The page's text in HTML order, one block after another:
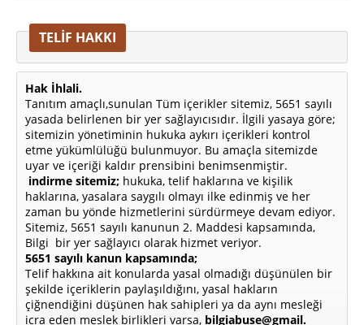
TELİF HAKKI
Hak İhlali.
Tanıtım amaçlı,sunulan Tüm içerikler sitemiz, 5651 sayılı
yasada belirlenen bir yer sağlayıcısıdır. İlgili yasaya göre;
sitemizin yönetiminin hukuka aykırı içerikleri kontrol
etme yükümlülüğü bulunmuyor. Bu amaçla sitemizde
uyar ve içeriği kaldır prensibini benimsenmiştir.
indirme sitemiz; hukuka, telif haklarına ve kişilik
haklarına, yasalara saygılı olmayı ilke edinmiş ve her
zaman bu yönde hizmetlerini sürdürmeye devam ediyor.
Sitemiz, 5651 sayılı kanunun 2. Maddesi kapsamında,
Bilgi bir yer sağlayıcı olarak hizmet veriyor.
5651 sayılı kanun kapsamında;
Telif hakkına ait konularda yasal olmadığı düşünülen bir
şekilde içeriklerin paylaşıldığını, yasal hakların
çiğnendiğini düşünen hak sahipleri ya da aynı mesleği
icra eden meslek birlikleri varsa, bilgiabuse@gmail.